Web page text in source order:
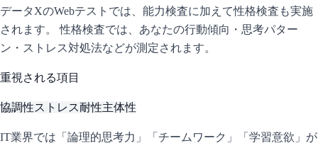
データXのWebテストでは、能力検査に加えて性格検査も実施
されます。 性格検査では、あなたの行動傾向・思考パター
ン・ストレス対処法などが測定されます。
重視される項目
協調性ストレス耐性主体性
IT業界では「論理的思考力」「チームワーク」「学習意欲」が